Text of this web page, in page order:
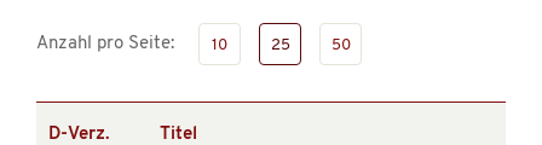
Anzahl pro Seite: 10 25 50
D-Verz. Titel